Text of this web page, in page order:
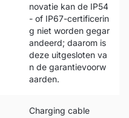
novatie kan de IP54
- of IP67-certificerin
g niet worden gegar
andeerd; daarom is
deze uitgesloten va
n de garantievoorw
aarden.
Charging cable